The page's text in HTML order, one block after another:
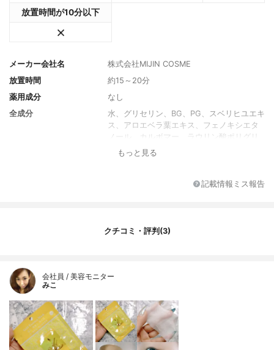
放置時間が10分以下
メーカー会社名
株式会社MIJIN COSME
放置時間
約15～20分
薬用成分
なし
全成分
水、グリセリン、BG、PG、スベリヒユエキ
ス、アロエベラ葉エキス、フェノキシエタ
ノール、カルボマー、ラウリン酸ポリグリ
セリル-10、アルギニン、ハマメリス葉水、
ジコハク酸4Na、エチルヘキシルグリセリ
ニルメチルプロピオナール
製造国
韓国
内容量のバリエーション
もっと見る
記載情報ミス報告
クチコミ・評判(3)
会社員 / 美容モニター
みこ